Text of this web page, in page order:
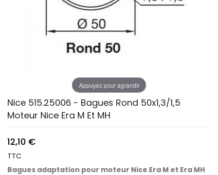
Appuyez pour agrandir
Nice 515.25006 - Bagues Rond 50x1,3/1,5
Moteur Nice Era M Et MH
12,10 €
TTC
Bagues adaptation pour moteur Nice Era M et Era MH